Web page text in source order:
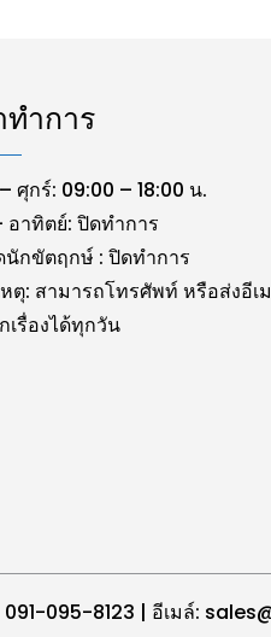
ทำการ
ศุกร์: 09:00 – 18:00 น.
อาทิตย์: ปิดทำการ
นักขัตฤกษ์ : ปิดทำการ
ตุ: สามารถโทรศัพท์ หรือส่งอีเ
เรื่องได้ทุกวัน
095-8123 | อีเมล์: